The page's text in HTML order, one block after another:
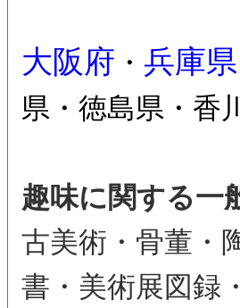
大阪府 ・ 兵庫県
県・徳島県・香
趣味に関する一
古美術・骨董・
書・美術展図録